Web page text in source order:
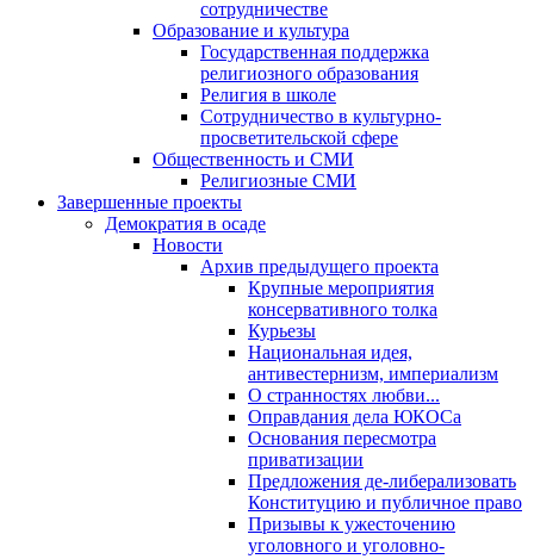
сотрудничестве
Образование и культура
Государственная поддержка
религиозного образования
Религия в школе
Сотрудничество в культурно-
просветительской сфере
Общественность и СМИ
Религиозные СМИ
Завершенные проекты
Демократия в осаде
Новости
Архив предыдущего проекта
Крупные мероприятия
консервативного толка
Курьезы
Национальная идея,
антивестернизм, империализм
О странностях любви...
Оправдания дела ЮКОСа
Основания пересмотра
приватизации
Предложения де-либерализовать
Конституцию и публичное право
Призывы к ужесточению
уголовного и уголовно-